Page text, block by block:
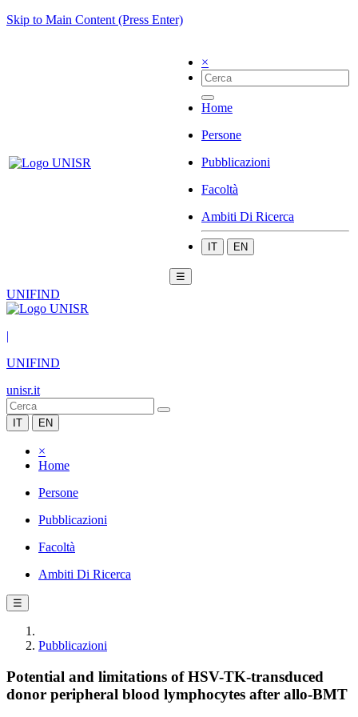
Skip to Main Content (Press Enter)
×
Home
Persone
Pubblicazioni
Facoltà
Ambiti Di Ricerca
IT EN
☰
UNIFIND
|
UNIFIND
unisr.it
IT EN
×
Home
Persone
Pubblicazioni
Facoltà
Ambiti Di Ricerca
☰
Pubblicazioni
Potential and limitations of HSV-TK-transduced
donor peripheral blood lymphocytes after allo-BMT